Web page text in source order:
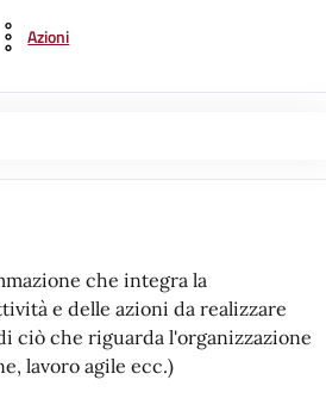
Azioni
che integra la
e delle azioni da realizzare
ciò che riguarda l'organizzazione
lavoro agile ecc.)